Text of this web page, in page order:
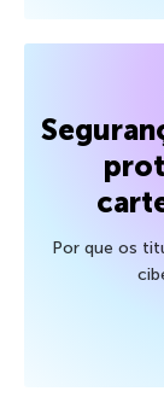
Por que os